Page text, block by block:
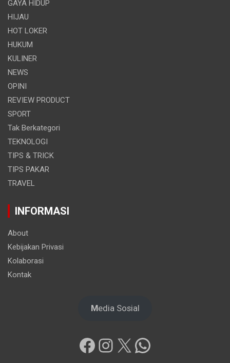
GAYA HIDUP
HIJAU
HOT LOKER
HUKUM
KULINER
NEWS
OPINI
REVIEW PRODUCT
SPORT
Tak Berkategori
TEKNOLOGI
TIPS & TRICK
TIPS PAKAR
TRAVEL
INFORMASI
About
Kebijakan Privasi
Kolaborasi
Kontak
Media Sosial
Facebook
Instagram
X WhatsApp